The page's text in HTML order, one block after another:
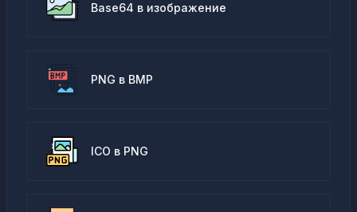
Base64 в изображение
PNG в BMP
ICO в PNG